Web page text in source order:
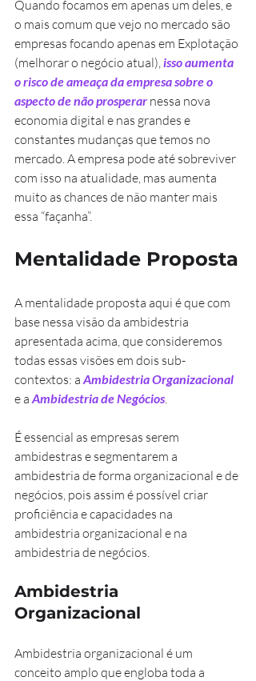
Quando focamos em apenas um deles, e
o mais comum que vejo no mercado são
empresas focando apenas em Explotação
(melhorar o negócio atual), isso aumenta
o risco de ameaça da empresa sobre o
aspecto de não prosperar nessa nova
economia digital e nas grandes e
constantes mudanças que temos no
mercado. A empresa pode até sobreviver
com isso na atualidade, mas aumenta
muito as chances de não manter mais
essa “façanha”.
Mentalidade Proposta
A mentalidade proposta aqui é que com
base nessa visão da ambidestria
apresentada acima, que consideremos
todas essas visões em dois sub-
contextos: a Ambidestria Organizacional
e a Ambidestria de Negócios.
É essencial as empresas serem
ambidestras e segmentarem a
ambidestria de forma organizacional e de
negócios, pois assim é possível criar
proficiência e capacidades na
ambidestria organizacional e na
ambidestria de negócios.
Ambidestria
Organizacional
Ambidestria organizacional é um
conceito amplo que engloba toda a